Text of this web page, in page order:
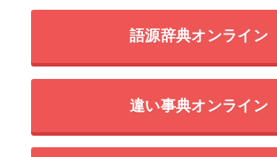
語源辞典オンライン
違い事典オンライン